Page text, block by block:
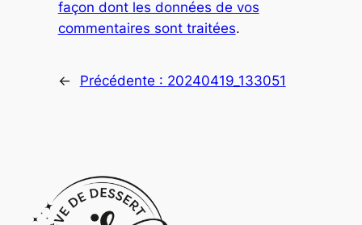
façon dont les données de vos
commentaires sont traitées.
← Précédente : 20240419_133051